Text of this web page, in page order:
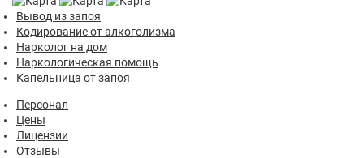
Вывод из запоя
Кодирование от алкоголизма
Нарколог на дом
Наркологическая помощь
Капельница от запоя
Персонал
Цены
Лицензии
Отзывы